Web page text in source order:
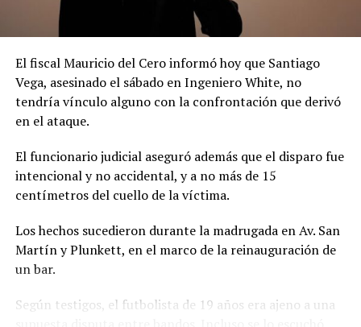
El fiscal Mauricio del Cero informó hoy que Santiago
Vega, asesinado el sábado en Ingeniero White, no
tendría vínculo alguno con la confrontación que derivó
en el ataque.
El funcionario judicial aseguró además que el disparo fue
intencional y no accidental, y a no más de 15
centímetros del cuello de la víctima.
Los hechos sucedieron durante la madrugada en Av. San
Martín y Plunkett, en el marco de la reinauguración de
un bar.
Según testigos, el futbolista de 19 años era ajeno a una